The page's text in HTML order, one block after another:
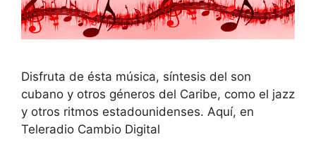
Disfruta de ésta música, síntesis del son
cubano y otros géneros del Caribe, como el jazz
y otros ritmos estadounidenses. Aquí, en
Teleradio Cambio Digital